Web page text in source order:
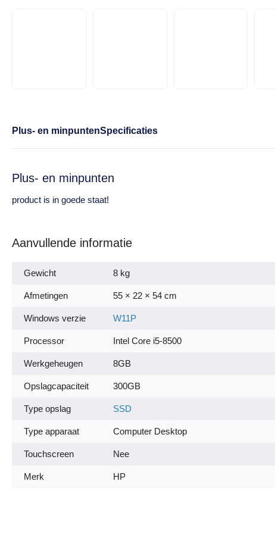
Plus- en minpuntenSpecificaties
Plus- en minpunten
product is in goede staat!
Aanvullende informatie
Gewicht 8 kg
Afmetingen 55 × 22 × 54 cm
Windows verzie W11P
Processor Intel Core i5-8500
Werkgeheugen 8GB
Opslagcapaciteit 300GB
Type opslag SSD
Type apparaat Computer Desktop
Touchscreen Nee
Merk HP